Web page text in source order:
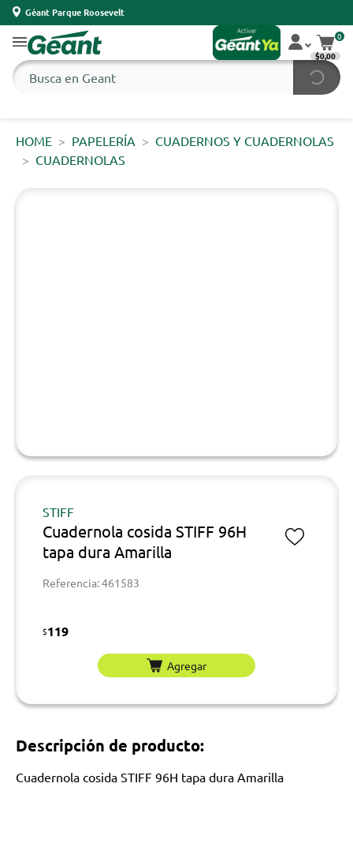
Géant Parque Roosevelt
0
$0,00
HOME PAPELERÍA
CUADERNOS Y CUADERNOLAS
CUADERNOLAS
STIFF
Cuadernola cosida STIFF 96H
tapa dura Amarilla
Referencia: 461583
$119
Agregar
Descripción de producto:
Cuadernola cosida STIFF 96H tapa dura Amarilla